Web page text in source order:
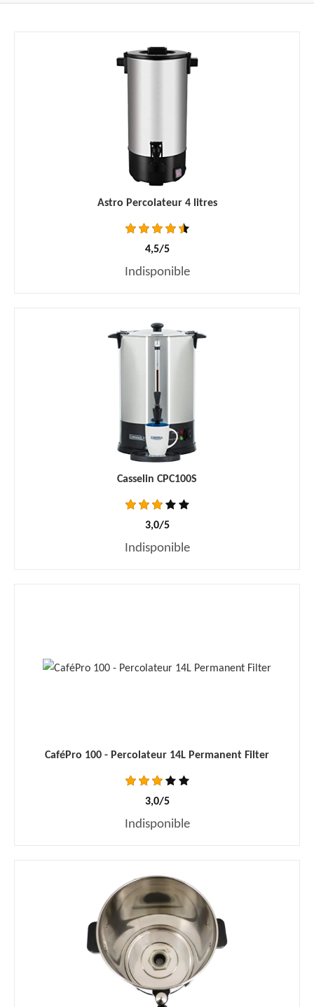
Astro Percolateur 4 litres
4,5/5
Indisponible
Casselin CPC100S
3,0/5
Indisponible
CaféPro 100 - Percolateur 14L Permanent Filter
3,0/5
Indisponible